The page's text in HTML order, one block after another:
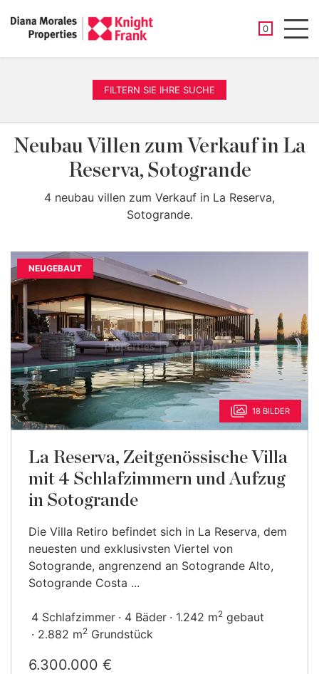
0
FILTERN SIE IHRE SUCHE
Neubau Villen zum Verkauf in La
Reserva, Sotogrande
4 neubau villen zum Verkauf in La Reserva,
Sotogrande.
NEUGEBAUT
18 BILDER
La Reserva, Zeitgenössische Villa
mit 4 Schlafzimmern und Aufzug
in Sotogrande
Die Villa Retiro befindet sich in La Reserva, dem
neuesten und exklusivsten Viertel von
Sotogrande, angrenzend an Sotogrande Alto,
Sotogrande Costa ...
4 Schlafzimmer 4 Bäder 1.242 m2 gebaut
2.882 m2 Grundstück
6.300.000 €